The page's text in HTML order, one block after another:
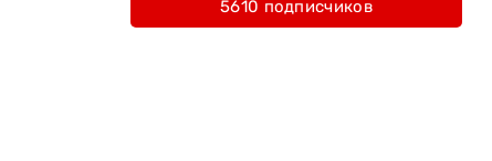
5610 подписчиков